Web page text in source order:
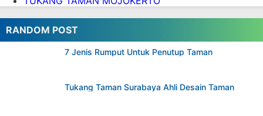
RANDOM POST
7 Jenis Rumput Untuk Penutup Taman
Tukang Taman Surabaya Ahli Desain Taman